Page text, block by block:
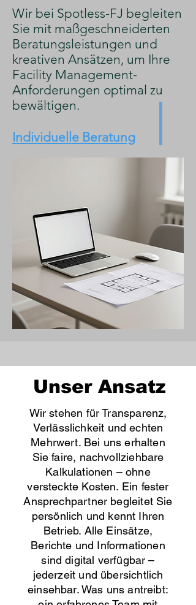
​Wir bei Spotless-FJ begleiten
Sie mit maßgeschneiderten
Beratungsleistungen und
kreativen Ansätzen, um Ihre
Facility Management-
Anforderungen optimal zu
bewältigen.
Individuelle Beratung
Unser Ansatz
Wir stehen für Transparenz,
Verlässlichkeit und echten
Mehrwert. Bei uns erhalten
Sie faire, nachvollziehbare
Kalkulationen – ohne
versteckte Kosten. Ein fester
Ansprechpartner begleitet Sie
persönlich und kennt Ihren
Betrieb. Alle Einsätze,
Berichte und Informationen
sind digital verfügbar –
jederzeit und übersichtlich
einsehbar. Was uns antreibt: